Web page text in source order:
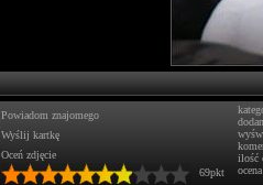
Powiadom znajomego
Wyślij kartkę
Oceń zdjęcie
69pkt
ilość
ocena